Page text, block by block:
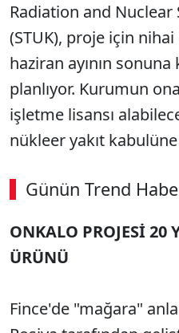
Radiation and
(STUK), proje için
haziran ayının
planlıyor. Kurumun
işletme lisansı
nükleer yakıt
Günün Trend
ONKALO PROJESİ
ÜRÜNÜ
Fince'de "mağara"